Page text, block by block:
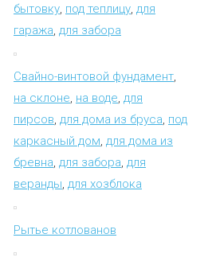
бытовку под теплицу для
гаража для забора
Свайно-винтовой фундамент
на склоне на воде для
пирсов для дома из бруса под
каркасный дом для дома из
бревна для забора для
веранды для хозблока
Рытье котлованов